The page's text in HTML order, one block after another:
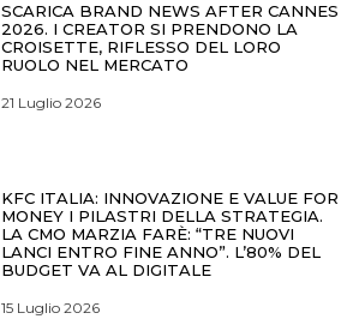
SCARICA BRAND NEWS AFTER CANNES
2026. I CREATOR SI PRENDONO LA
CROISETTE, RIFLESSO DEL LORO
RUOLO NEL MERCATO
21 Luglio 2026
KFC ITALIA: INNOVAZIONE E VALUE FOR
MONEY I PILASTRI DELLA STRATEGIA.
LA CMO MARZIA FARÈ: “TRE NUOVI
LANCI ENTRO FINE ANNO”. L’80% DEL
BUDGET VA AL DIGITALE
15 Luglio 2026